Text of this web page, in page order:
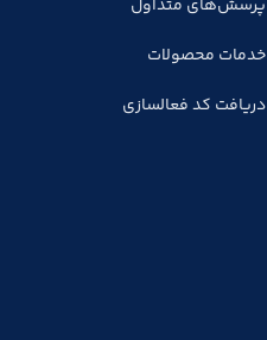
پرسش‌های متداول
خدمات محصولات
دریافت کد فعالسازی